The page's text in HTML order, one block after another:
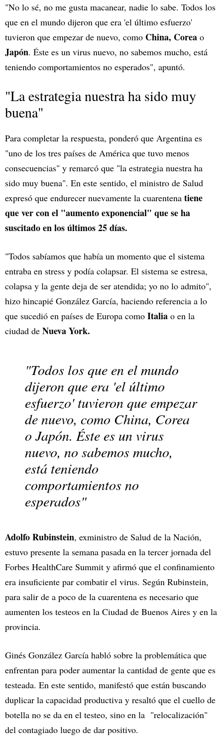
"No lo sé, no me gusta macanear, nadie lo sabe. Todos los
que en el mundo dijeron que era 'el último esfuerzo'
tuvieron que empezar de nuevo, como China, Corea o
Japón. Éste es un virus nuevo, no sabemos mucho, está
teniendo comportamientos no esperados", apuntó.
"La estrategia nuestra ha sido muy
buena"
Para completar la respuesta, ponderó que Argentina es
"uno de los tres países de América que tuvo menos
consecuencias" y remarcó que "la estrategia nuestra ha
sido muy buena". En este sentido, el ministro de Salud
expresó que endurecer nuevamente la cuarentena tiene
que ver con el "aumento exponencial" que se ha
suscitado en los últimos 25 días.
"Todos sabíamos que había un momento que el sistema
entraba en stress y podía colapsar. El sistema se estresa,
colapsa y la gente deja de ser atendida; yo no lo admito",
hizo hincapié González García, haciendo referencia a lo
que sucedió en países de Europa como Italia o en la
ciudad de Nueva York.
"Todos los que en el mundo
dijeron que era 'el último
esfuerzo' tuvieron que empezar
de nuevo, como China, Corea
o Japón. Éste es un virus
nuevo, no sabemos mucho,
está teniendo
comportamientos no
esperados"
Adolfo Rubinstein, exministro de Salud de la Nación,
estuvo presente la semana pasada en la tercer jornada del
Forbes HealthCare Summit y afirmó que el confinamiento
era insuficiente par combatir el virus. Según Rubinstein,
para salir de a poco de la cuarentena es necesario que
aumenten los testeos en la Ciudad de Buenos Aires y en la
provincia.
Ginés González García habló sobre la problemática que
enfrentan para poder aumentar la cantidad de gente que es
testeada. En este sentido, manifestó que están buscando
duplicar la capacidad productiva y resaltó que el cuello de
botella no se da en el testeo, sino en la "relocalización"
del contagiado luego de dar positivo.